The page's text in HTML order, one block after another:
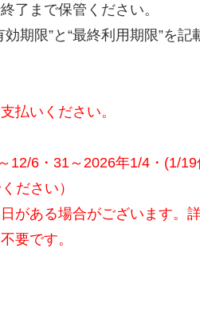
了まで保管ください。
期限”と“最終利用期限”を
払いください。
12/6・31～2026年1/4・(1/
ださい）
がある場合がございます。
要です。